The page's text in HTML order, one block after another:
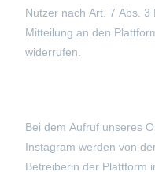
Nutzer nach Art. 7 Abs. 3
Mitteilung an den
widerrufen.
Bei dem Aufruf unseres
Instagram werden von
Betreiberin der Plattform